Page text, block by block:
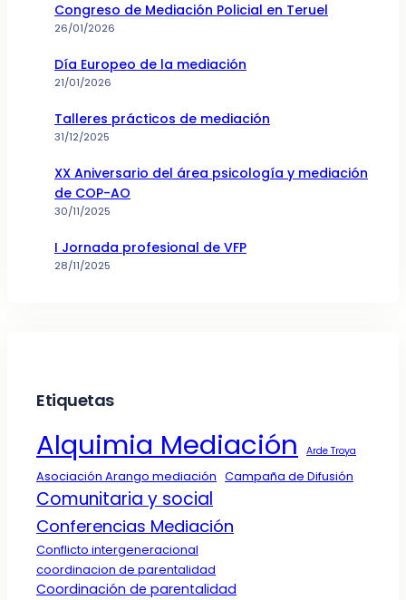
Congreso de Mediación Policial en Teruel
26/01/2026
Día Europeo de la mediación
21/01/2026
Talleres prácticos de mediación
31/12/2025
XX Aniversario del área psicología y mediación
de COP-AO
30/11/2025
I Jornada profesional de VFP
28/11/2025
Etiquetas
Alquimia Mediación Arde Troya
Asociación Arango mediación Campaña de Difusión
Comunitaria y social
Conferencias Mediación
Conflicto intergeneracional
coordinacion de parentalidad
Coordinación de parentalidad